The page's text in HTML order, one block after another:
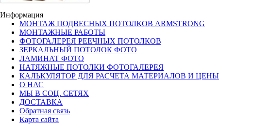
Информация
МОНТАЖ ПОДВЕСНЫХ ПОТОЛКОВ ARMSTRONG
МОНТАЖНЫЕ РАБОТЫ
ФОТОГАЛЕРЕЯ РЕЕЧНЫХ ПОТОЛКОВ
ЗЕРКАЛЬНЫЙ ПОТОЛОК ФОТО
ЛАМИНАТ ФОТО
НАТЯЖНЫЕ ПОТОЛКИ ФОТОГАЛЕРЕЯ
КАЛЬКУЛЯТОР ДЛЯ РАСЧЕТА МАТЕРИАЛОВ И ЦЕНЫ
О НАС
МЫ В СОЦ. СЕТЯХ
ДОСТАВКА
Обратная связь
Карта сайта